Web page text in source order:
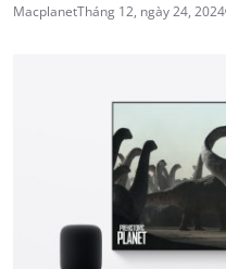
MacplanetTháng 12, ngày 24, 2024